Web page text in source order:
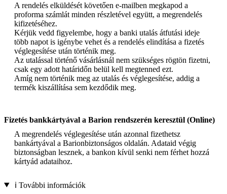
A rendelés elküldését követően e-mailben megkapod a
proforma számlát minden részletével együtt, a megrendelés
kifizetéséhez.
Kérjük vedd figyelembe, hogy a banki utalás átfutási ideje
több napot is igénybe vehet és a rendelés elindítása a fizetés
véglegesítése után történik meg.
Az utalással történő vásárlásnál nem szükséges rögtön fizetni,
csak egy adott határidőn belül kell megtenned ezt.
Amíg nem történik meg az utalás és véglegesítése, addig a
termék kiszállítása sem kezdődik meg.
Fizetés bankkártyával a Barion rendszerén keresztül (Online)
A megrendelés véglegesítése után azonnal fizethetsz
bankártyával a Barionbiztonságos oldalán. Adataid végig
biztonságban lesznek, a bankon kívül senki nem férhet hozzá
kártyád adataihoz.
ℹ️ További információk